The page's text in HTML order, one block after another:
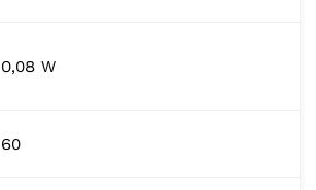
0,08 W
60